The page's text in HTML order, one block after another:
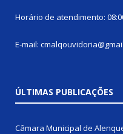
Horário de atendimento:
E-mail:
ÚLTIMAS PUBLICAÇÕES
Câmara Municipal de